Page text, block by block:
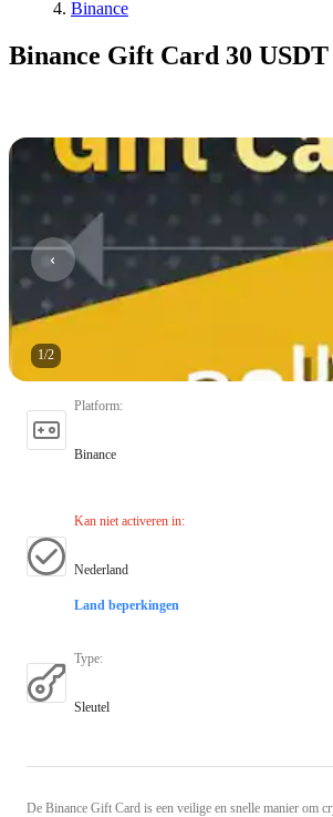
Binance
Binance Gift Card 30 USDT
1/2
Platform:
Binance
Kan niet activeren in:
Nederland
Land beperkingen
Type:
Sleutel
De Binance Gift Card is een veilige en snelle manier om